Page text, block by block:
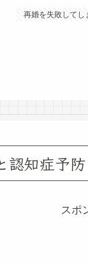
再婚を失敗してし
認知症予
スポ